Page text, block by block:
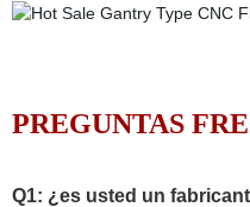
PREGUNTAS
Q1: ¿es usted un